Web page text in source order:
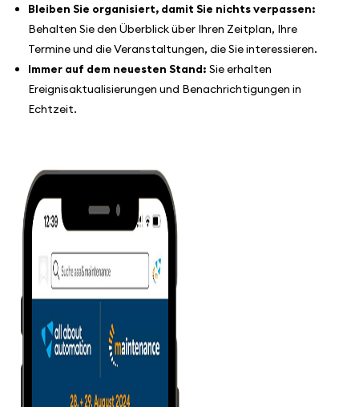
Bleiben Sie organisiert, damit Sie nichts verpassen:
Behalten Sie den Überblick über Ihren Zeitplan, Ihre
Termine und die Veranstaltungen, die Sie interessieren.
Immer auf dem neuesten Stand: Sie erhalten
Ereignisaktualisierungen und Benachrichtigungen in
Echtzeit.